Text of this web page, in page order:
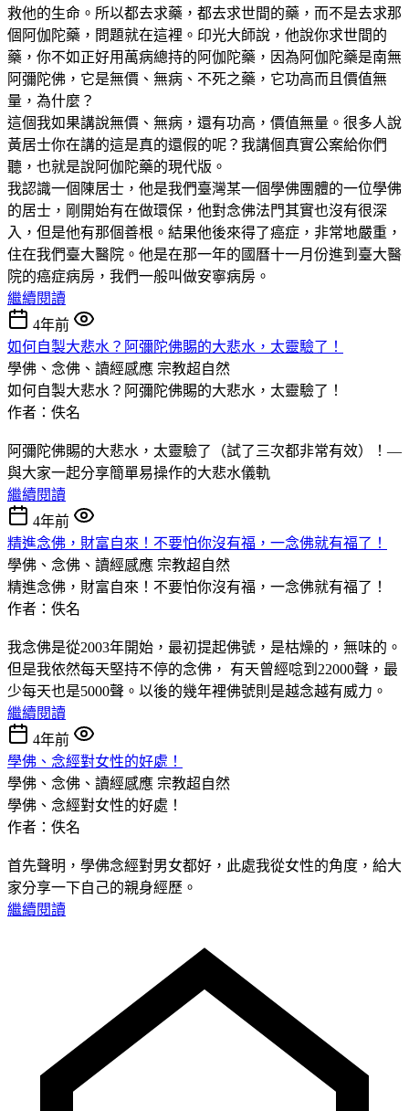
救他的生命。所以都去求藥，都去求世間的藥，而不是去求那
個阿伽陀藥，問題就在這裡。印光大師說，他說你求世間的
藥，你不如正好用萬病總持的阿伽陀藥，因為阿伽陀藥是南無
阿彌陀佛，它是無價、無病、不死之藥，它功高而且價值無
量，為什麼？
這個我如果講說無價、無病，還有功高，價值無量。很多人說
黃居士你在講的這是真的還假的呢？我講個真實公案給你們
聽，也就是說阿伽陀藥的現代版。
我認識一個陳居士，他是我們臺灣某一個學佛團體的一位學佛
的居士，剛開始有在做環保，他對念佛法門其實也沒有很深
入，但是他有那個善根。結果他後來得了癌症，非常地嚴重，
住在我們臺大醫院。他是在那一年的國曆十一月份進到臺大醫
院的癌症病房，我們一般叫做安寧病房。
繼續閱讀
4年前
如何自製大悲水？阿彌陀佛賜的大悲水，太靈驗了！
學佛、念佛、讀經感應 宗教超自然
如何自製大悲水？阿彌陀佛賜的大悲水，太靈驗了！
作者：佚名
阿彌陀佛賜的大悲水，太靈驗了（試了三次都非常有效）！—
與大家一起分享簡單易操作的大悲水儀軌
繼續閱讀
4年前
精進念佛，財富自來！不要怕你沒有福，一念佛就有福了！
學佛、念佛、讀經感應 宗教超自然
精進念佛，財富自來！不要怕你沒有福，一念佛就有福了！
作者：佚名
我念佛是從2003年開始，最初提起佛號，是枯燥的，無味的。
但是我依然每天堅持不停的念佛， 有天曾經唸到22000聲，最
少每天也是5000聲。以後的幾年裡佛號則是越念越有威力。
繼續閱讀
4年前
學佛、念經對女性的好處！
學佛、念佛、讀經感應 宗教超自然
學佛、念經對女性的好處！
作者：佚名
​首先聲明，學佛念經對男女都好，此處我從女性的角度，給大
家分享一下自己的親身經歷。
繼續閱讀